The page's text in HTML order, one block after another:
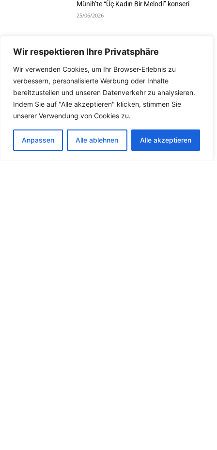
Wir respektieren Ihre Privatsphäre
Wir verwenden Cookies, um Ihr Browser-Erlebnis zu
verbessern, personalisierte Werbung oder Inhalte
bereitzustellen und unseren Datenverkehr zu analysieren.
Indem Sie auf "Alle akzeptieren" klicken, stimmen Sie
unserer Verwendung von Cookies zu.
Anpassen Alle ablehnen Alle akzeptieren
Münih’te “Üç Kadın Bir Melodi” konseri
25/06/2026
Devamını Göster